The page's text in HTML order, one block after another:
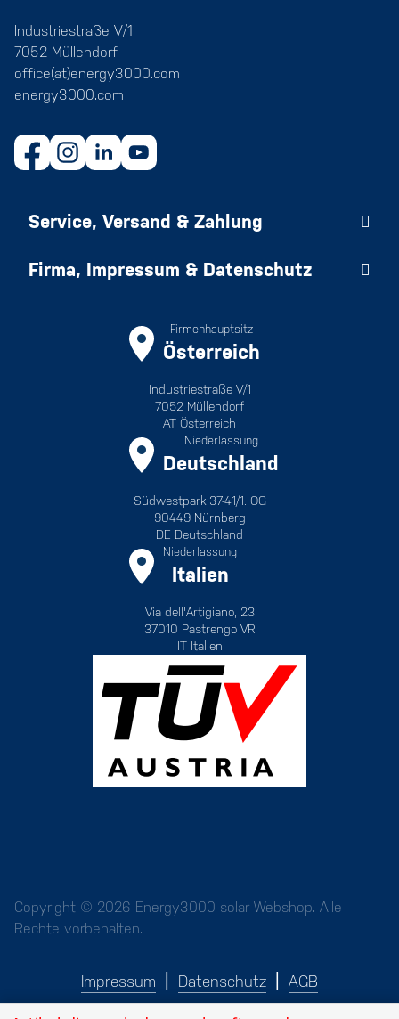
Industriestraße V/1
7052 Müllendorf
office(at)energy3000.com
energy3000.com
Service, Versand & Zahlung
Firma, Impressum & Datenschutz
Firmenhauptsitz
Österreich
Industriestraße V/1
7052 Müllendorf
AT Österreich
Niederlassung
Deutschland
Südwestpark 37-41/1. OG
90449 Nürnberg
DE Deutschland
Niederlassung
Italien
Via dell'Artigiano, 23
37010 Pastrengo VR
IT Italien
Copyright © 2026 Energy3000 solar Webshop. Alle
Rechte vorbehalten.
Impressum Datenschutz AGB